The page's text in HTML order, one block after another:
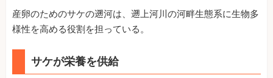
産卵のためのサケの遡河は、遡上河川の河畔生態系に生物多
様性を高める役割を担っている。
サケが栄養を供給